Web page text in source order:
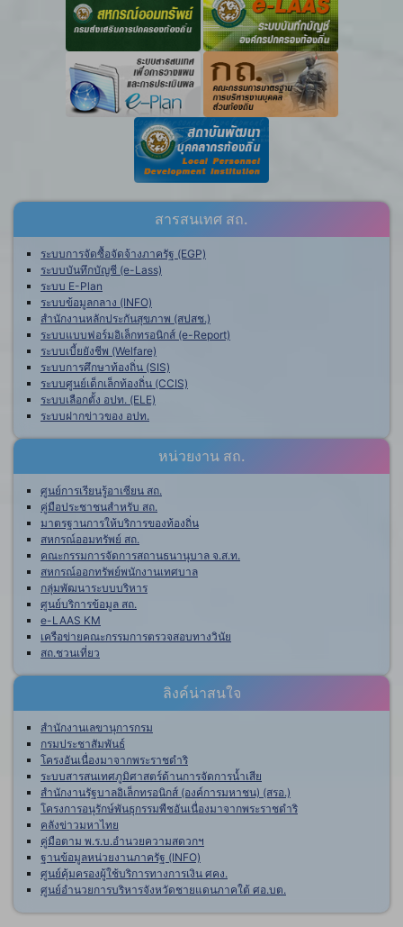
สารสนเทศ สถ.
ระบบการจัดซื้อจัดจ้างภาครัฐ (EGP)
ระบบบันทึกบัญชี (e-Lass)
ระบบ E-Plan
ระบบข้อมูลกลาง (INFO)
สำนักงานหลักประกันสุขภาพ (สปสช.)
ระบบแบบฟอร์มอิเล็กทรอนิกส์ (e-Report)
ระบบเบี้ยยังชีพ (Welfare)
ระบบการศึกษาท้องถิ่น (SIS)
ระบบศูนย์เด็กเล็กท้องถิ่น (CCIS)
ระบบเลือกตั้ง อปท. (ELE)
ระบบฝากข่าวของ อปท.
หน่วยงาน สถ.
ศูนย์การเรียนรู้อาเซียน สถ.
คู่มือประชาชนสำหรับ สถ.
มาตรฐานการให้บริการของท้องถิ่น
สหกรณ์ออมทรัพย์ สถ.
คณะกรรมการจัดการสถานธนานุบาล จ.ส.ท.
สหกรณ์ออกทรัพย์พนักงานเทศบาล
กลุ่มพัฒนาระบบบริหาร
ศูนย์บริการข้อมูล สถ.
e-LAAS KM
เครือข่ายคณะกรรมการตรวจสอบทางวินัย
สถ.ชวนเที่ยว
ลิงค์น่าสนใจ
สำนักงานเลขานุการกรม
กรมประชาสัมพันธ์
โครงอันเนื่องมาจากพระราชดำริ
ระบบสารสนเทศภูมิศาสตร์ด้านการจัดการน้ำเสีย
สำนักงานรัฐบาลอิเล็กทรอนิกส์ (องค์การมหาชน) (สรอ.)
โครงการอนุรักษ์พันธุกรรมพืชอันเนื่องมาจากพระราชดำริ
คลังข่าวมหาไทย
คู่มือตาม พ.ร.บ.อำนวยความสดวกฯ
ฐานข้อมูลหน่วยงานภาครัฐ (INFO)
ศูนย์คุ้มครองผู้ใช้บริการทางการเงิน ศคง.
ศูนย์อำนวยการบริหารจังหวัดชายแดนภาคใต้ ศอ.บต.